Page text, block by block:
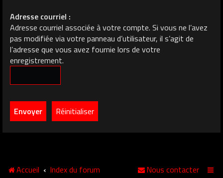
Adresse courriel :
Adresse courriel associée à votre compte. Si vous ne l’avez
pas modifiée via votre panneau d’utilisateur, il s’agit de
l’adresse que vous avez fournie lors de votre
enregistrement.
Accueil Index du forum Nous contacter